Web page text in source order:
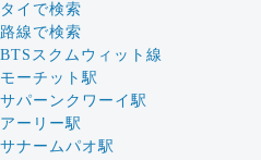
タイで検索
路線で検索
BTSスクムウィット線
モーチット駅
サパーンクワーイ駅
アーリー駅
サナームパオ駅